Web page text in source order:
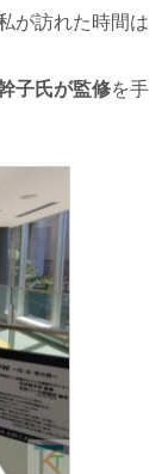
が訪れた時間は
子氏が監修を手